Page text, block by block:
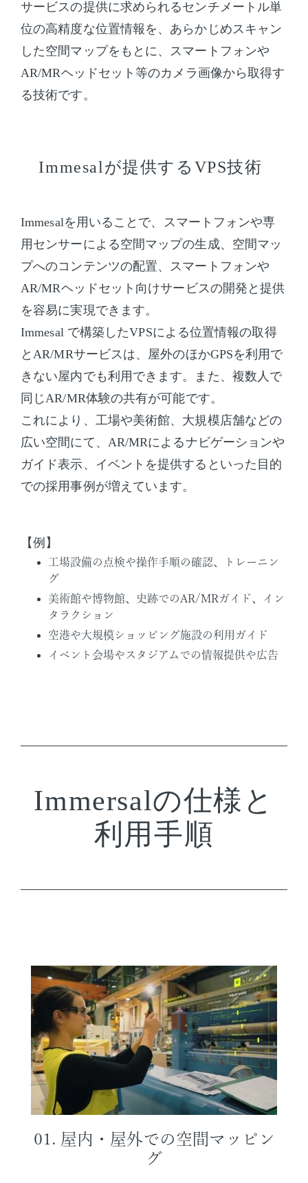
サービスの提供に求められるセンチメートル単
位の高精度な位置情報を、あらかじめスキャン
した空間マップをもとに、スマートフォンや
AR/MRヘッドセット等のカメラ画像から取得す
る技術です。
Immesalが提供するVPS技術
Immesalを用いることで、スマートフォンや専
用センサーによる空間マップの生成、空間マッ
プへのコンテンツの配置、スマートフォンや
AR/MRヘッドセット向けサービスの開発と提供
を容易に実現できます。
Immesal で構築したVPSによる位置情報の取得
とAR/MRサービスは、屋外のほかGPSを利用で
きない屋内でも利用できます。また、複数人で
同じAR/MR体験の共有が可能です。
これにより、工場や美術館、大規模店舗などの
広い空間にて、AR/MRによるナビゲーションや
ガイド表示、イベントを提供するといった目的
での採用事例が増えています。
【例】
工場設備の点検や操作手順の確認、トレーニン
グ
美術館や博物館、史跡でのAR/MRガイド、イン
タラクション
空港や大規模ショッピング施設の利用ガイド
イベント会場やスタジアムでの情報提供や広告
Immersalの仕様と
利用手順
01. 屋内・屋外での空間マッピン
グ